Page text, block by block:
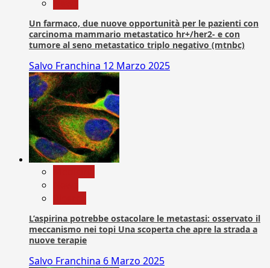
Un farmaco, due nuove opportunità per le pazienti con
carcinoma mammario metastatico hr+/her2- e con
tumore al seno metastatico triplo negativo (mtnbc)
Salvo Franchina 12 Marzo 2025
L’aspirina potrebbe ostacolare le metastasi: osservato il
meccanismo nei topi Una scoperta che apre la strada a
nuove terapie
Salvo Franchina 6 Marzo 2025